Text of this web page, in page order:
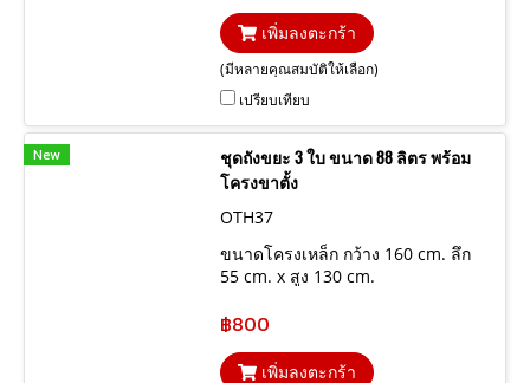
เพิ่มลงตะกร้า
(มีหลายคุณสมบัติให้เลือก)
เปรียบเทียบ
New
ชุดถังขยะ 3 ใบ ขนาด 88 ลิตร พร้อม
โครงขาตั้ง
OTH37
ขนาดโครงเหล็ก กว้าง 160 cm. ลึก
55 cm. x สูง 130 cm.
฿800
เพิ่มลงตะกร้า